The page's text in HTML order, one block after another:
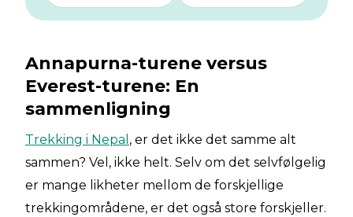
Annapurna-turene versus
Everest-turene: En
sammenligning
Trekking i Nepal , er det ikke det samme alt
sammen? Vel, ikke helt. Selv om det selvfølgelig
er mange likheter mellom de forskjellige
trekkingområdene, er det også store forskjeller.